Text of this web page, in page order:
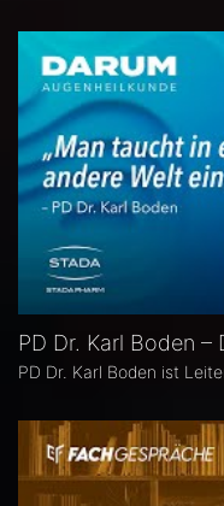
PD Dr. Karl Boden –